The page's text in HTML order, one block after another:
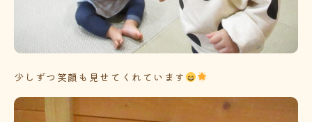
少しずつ笑顔も見せてくれています